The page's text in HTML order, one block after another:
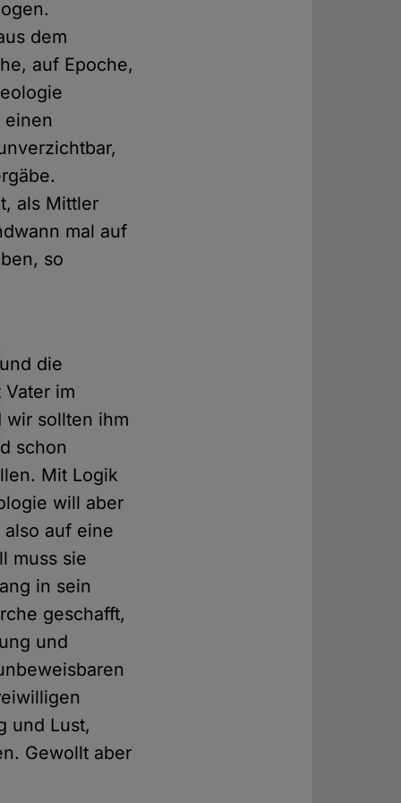
dem
auf Epoche,
als Mittler
mal auf
so
die
im
wir sollten ihm
schon
Mit Logik
will aber
auf eine
muss sie
in sein
geschafft,
und
und Lust,
Gewollt aber